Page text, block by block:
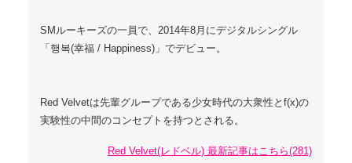
SMルーキーズの一員で、2014年8月にデジタルシングル
「행복(幸福 / Happiness)」でデビュー。
Red Velvetは先輩グループである少女時代の大衆性とf(x)の
実験性の中間のコンセプトを持つとされる。
Red Velvet(レドベル) 最新記事はこちら(281)